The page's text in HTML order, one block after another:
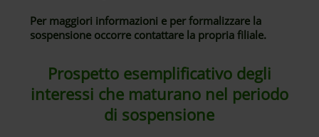
Per maggiori informazioni e per formalizzare la
sospensione occorre contattare la propria filiale.
Prospetto esemplificativo degli
interessi che maturano nel periodo
di sospensione